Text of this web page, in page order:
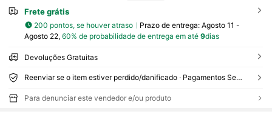
Frete grátis
200 pontos, se houver atraso Prazo de entrega: Agosto 11 -
Agosto 22, 60% de probabilidade de entrega em até 9dias
Devoluções Gratuitas
Reenviar se o item estiver perdido/danificado · Pagamentos Seguros · Proteção de privacidade
Para denunciar este vendedor e/ou produto